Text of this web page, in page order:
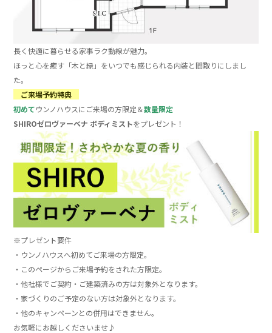
長く快適に暮らせる家事ラク動線が魅力。
ほっと心を癒す「木と緑」をいつでも感じられる内装と間取りにしまし
た。
ご来場予約特典
初めてウンノハウスにご来場の方限定＆数量限定
SHIROゼロヴァーベナ ボディミストをプレゼント！
※プレゼント要件
・ウンノハウスへ初めてご来場の方限定。
・このページからご来場予約をされた方限定。
・他社様でご契約・ご建築済みの方は対象外となります。
・家づくりのご予定のない方は対象外となります。
・他のキャンペーンとの併用はできません。
お気軽にお越しくださいませ♪